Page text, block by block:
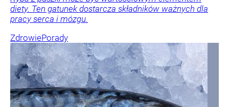
diety. Ten gatunek dostarcza składników ważnych dla
pracy serca i mózgu.
ZdrowiePorady